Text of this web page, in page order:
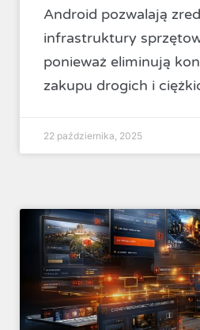
Android pozwalają
infrastruktury
ponieważ eliminują
zakupu drogich i
22 października, 2025